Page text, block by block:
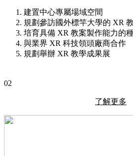
建置中心專屬場域空間
規劃參訪國外標竿大學的 XR
培育具備 XR 教案製作能力的
與業界 XR 科技領頭廠商合作
規劃舉辦 XR 教學成果展
02
了解更多